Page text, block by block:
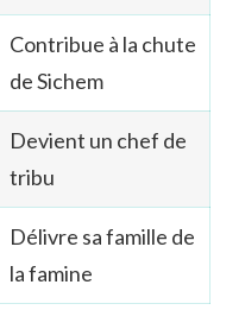
Contribue à la chute
de Sichem
Devient un chef de
tribu
Délivre sa famille de
la famine